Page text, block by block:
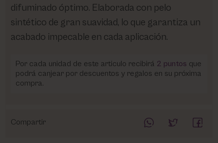
difuminado óptimo. Elaborada con pelo
sintético de gran suavidad, lo que garantiza un
acabado impecable en cada aplicación.
Por cada unidad de este articulo recibirá 2 puntos que
podrá canjear por descuentos y regalos en su próxima
compra.
Compartir